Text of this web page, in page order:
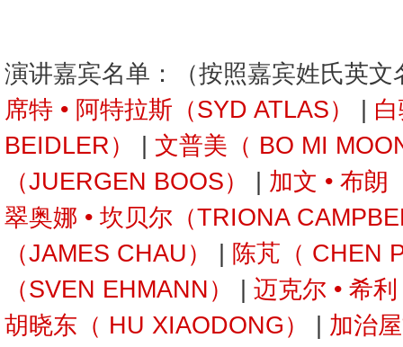
演讲嘉宾名单：（按照嘉宾姓氏英文
席特 • 阿特拉斯（SYD ATLAS）
BEIDLER）
文普美（ BO MI
（JUERGEN BOOS）
加文 • 布朗
翠奥娜 • 坎贝尔（TRIONA
（JAMES CHAU）
陈芃（ CHEN
（SVEN EHMANN）
迈克尔 • 希
胡晓东（ HU XIAODONG）
加治